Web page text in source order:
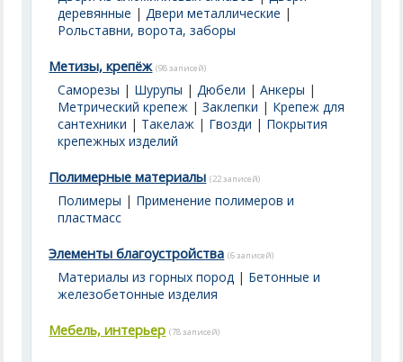
деревянные |Двери металлические |
Рольставни, ворота, заборы
Метизы, крепёж (98 записей)
Саморезы | Шурупы |Дюбели |Анкеры |
Метрический крепеж |Заклепки | Крепеж для
сантехники | Такелаж | Гвозди | Покрытия
крепежных изделий
Полимерные материалы (22 записей)
Полимеры | Применение полимеров и
пластмасс
Элементы благоустройства (6 записей)
Материалы из горных пород | Бетонные и
железобетонные изделия
Мебель, интерьер (78 записей)